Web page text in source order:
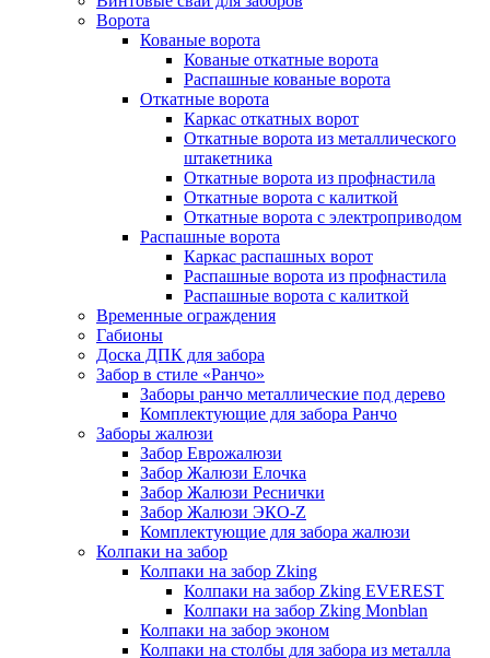
Ворота
Кованые ворота
Кованые откатные ворота
Распашные кованые ворота
Откатные ворота
Каркас откатных ворот
Откатные ворота из металлического
штакетника
Откатные ворота из профнастила
Откатные ворота с калиткой
Откатные ворота с электроприводом
Распашные ворота
Каркас распашных ворот
Распашные ворота из профнастила
Распашные ворота с калиткой
Временные ограждения
Габионы
Доска ДПК для забора
Забор в стиле «Ранчо»
Заборы ранчо металлические под дерево
Комплектующие для забора Ранчо
Заборы жалюзи
Забор Еврожалюзи
Забор Жалюзи Елочка
Забор Жалюзи Реснички
Забор Жалюзи ЭКО-Z
Комплектующие для забора жалюзи
Колпаки на забор
Колпаки на забор Zking
Колпаки на забор Zking EVEREST
Колпаки на забор Zking Monblan
Колпаки на забор эконом
Колпаки на столбы для забора из металла